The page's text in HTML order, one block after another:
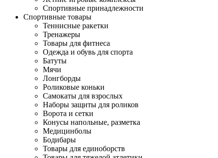
Спортивные принадлежности
Спортивные товары
Теннисные ракетки
Тренажеры
Товары для фитнеса
Одежда и обувь для спорта
Батуты
Мячи
Лонгборды
Роликовые коньки
Самокаты для взрослых
Наборы защиты для роликов
Ворота и сетки
Конусы напольные, разметка
Медицинболы
Бодибары
Товары для единоборств